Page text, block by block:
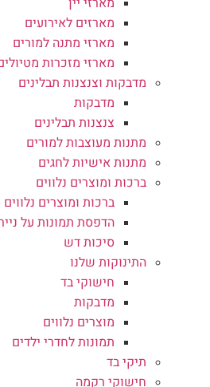
מארזים לאירועים
מארזי מתנה למורים
מארזי מזכרות מטיולים
מדבקות וצנצנות תבלינים
מדבקות
צנצנות תבלינים
מתנות מעוצבות למורים
מתנות אישיות לחגים
ברכות ומוצרים נלווים
ברכות ומוצרים נלווים
הדפסת תמונות על נייר
סיכות דש
התינוקות שלנו
חישוקי בד
מדבקות
מוצרים נלווים
תמונות לחדרי ילדים
תיקי בד
חישוקי רקמה